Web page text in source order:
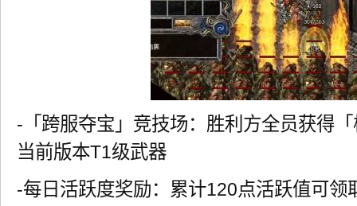
-「跨服夺宝」竞技场：胜利方全员获得
当前版本T1级武器
-每日活跃度奖励：累计120点活跃值可领